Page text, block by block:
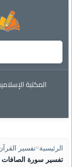
المكتبة
الرئيسية>تفسير
تفسير سورة الصافات